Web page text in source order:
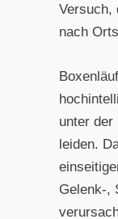
Versuch,
nach
unter der
leiden.
Gelenk-,